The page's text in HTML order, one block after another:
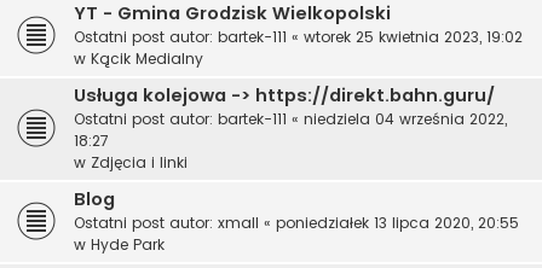
YT - Gmina Grodzisk Wielkopolski
Ostatni post autor: bartek-111 « wtorek 25 kwietnia 2023, 19:02
w Kącik Medialny
Usługa kolejowa -> https://direkt.bahn.guru/
Ostatni post autor: bartek-111 « niedziela 04 września 2022,
18:27
w Zdjęcia i linki
Blog
Ostatni post autor: xmall « poniedziałek 13 lipca 2020, 20:55
w Hyde Park